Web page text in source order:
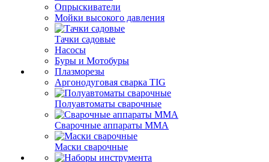
Опрыскиватели
Мойки высокого давления
Тачки садовые
Насосы
Буры и Мотобуры
Плазморезы
Аргонодуговая сварка TIG
Полуавтоматы сварочные
Сварочные аппараты ММА
Маски сварочные